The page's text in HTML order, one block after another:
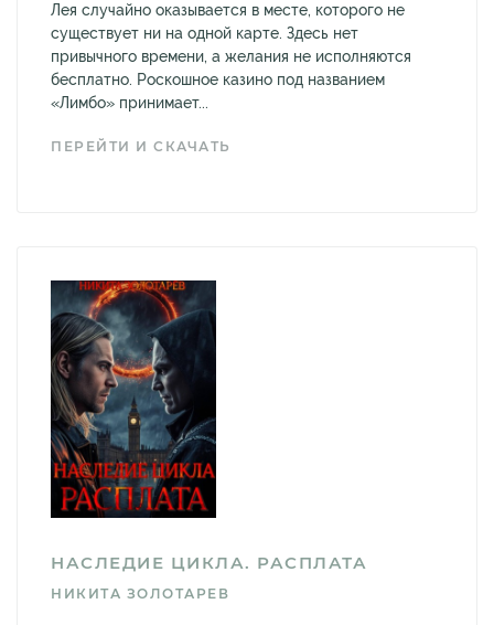
Лея случайно оказывается в месте, которого не
существует ни на одной карте. Здесь нет
привычного времени, а желания не исполняются
бесплатно. Роскошное казино под названием
«Лимбо» принимает...
ПЕРЕЙТИ И СКАЧАТЬ
НАСЛЕДИЕ ЦИКЛА. РАСПЛАТА
НИКИТА ЗОЛОТАРЕВ